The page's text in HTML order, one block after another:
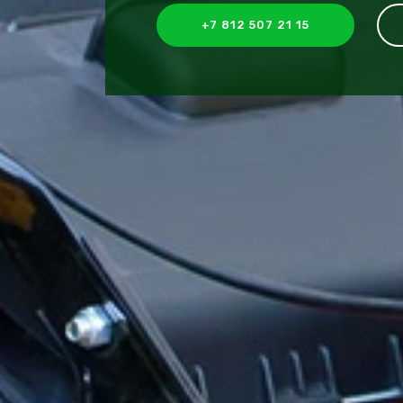
+7 812 507 21 15